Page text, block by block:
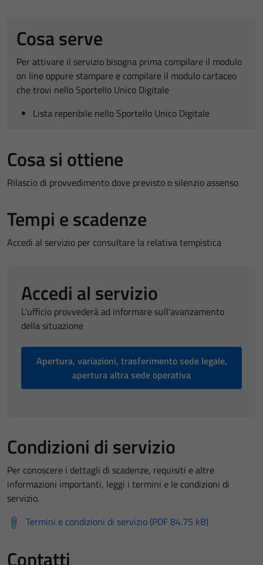
Cosa serve
Per attivare il servizio bisogna prima compilare il modulo
on line oppure stampare e compilare il modulo cartaceo
che trovi nello Sportello Unico Digitale
Lista reperibile nello Sportello Unico Digitale
Cosa si ottiene
Rilascio di provvedimento dove previsto o silenzio assenso
Tempi e scadenze
Accedi al servizio per consultare la relativa tempistica
Accedi al servizio
L'ufficio provvederà ad informare sull'avanzamento
della situazione
Apertura, variazioni, trasferimento sede legale,
apertura altra sede operativa
Condizioni di servizio
Per conoscere i dettagli di scadenze, requisiti e altre
informazioni importanti, leggi i termini e le condizioni di
servizio.
Termini e condizioni di servizio (PDF 84.75 kB)
Contatti